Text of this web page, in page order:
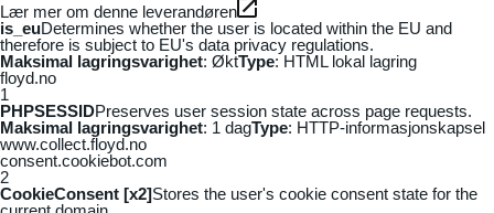
Lær mer om denne leverandøren
is_euDetermines whether the user is located within the EU and
therefore is subject to EU's data privacy regulations.
Maksimal lagringsvarighet: ØktType: HTML lokal lagring
floyd.no
1
PHPSESSIDPreserves user session state across page requests.
Maksimal lagringsvarighet: 1 dagType: HTTP-informasjonskapsel
www.collect.floyd.no
consent.cookiebot.com
2
CookieConsent [x2]Stores the user's cookie consent state for the